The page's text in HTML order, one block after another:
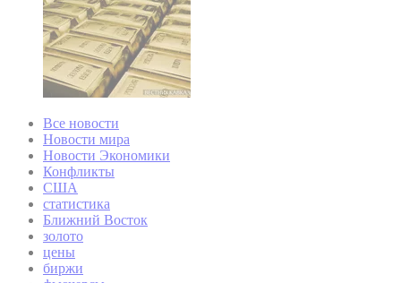
Все новости
Новости мира
Новости Экономики
Конфликты
США
статистика
Ближний Восток
золото
цены
биржи